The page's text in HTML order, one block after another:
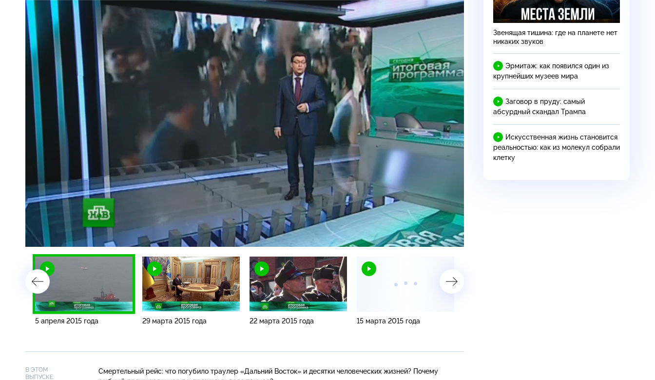
Загрузка
1.94%
Настройки
5 апреля 2015 года 29 марта 2015 года 22 марта 2015 года 15 марта 2015 года
В ЭТОМ
ВЫПУСКЕ:
Смертельный рейс: что погубило траулер «Дальний Восток» и десятки человеческих жизней? Почему
Звенящая тишина: где на планете нет
никаких звуков
Эрмитаж: как появился один из
крупнейших музеев мира
Заговор в пруду: самый
абсурдный скандал Трампа
Искусственная жизнь становится
реальностью: как из молекул собрали
клетку